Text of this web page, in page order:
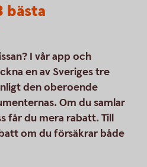
bästa
I vår app och
en av Sveriges tre
den oberoende
Om du samlar
får du mera rabatt. Till
om du försäkrar både